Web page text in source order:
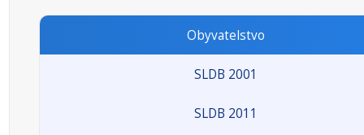
Obyvatelstvo
SLDB 2001
SLDB 2011